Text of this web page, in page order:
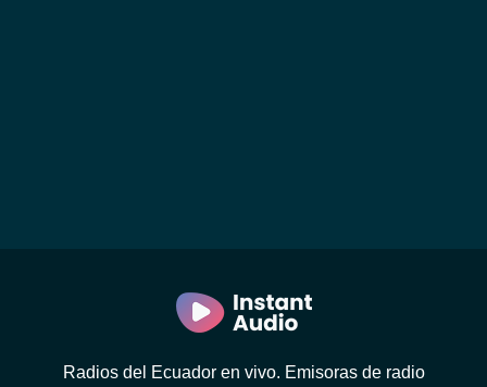
Radios del Ecuador en vivo. Emisoras de radio